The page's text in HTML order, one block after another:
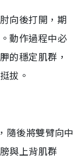
向後打開，期
動作過程中必
的穩定肌群，
拔。
隨後將雙臂向中
與上背肌群